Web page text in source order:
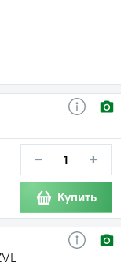
− +
Купить